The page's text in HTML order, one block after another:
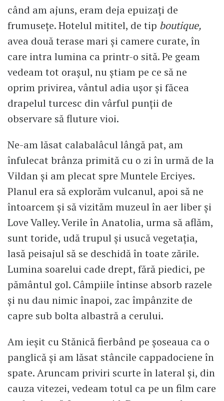
când am ajuns, eram deja epuizați de
frumusețe. Hotelul mititel, de tip boutique,
avea două terase mari și camere curate, în
care intra lumina ca printr-o sită. Pe geam
vedeam tot orașul, nu știam pe ce să ne
oprim privirea, vântul adia ușor și făcea
drapelul turcesc din vârful punții de
observare să fluture vioi.
Ne-am lăsat calabalâcul lângă pat, am
înfulecat brânza primită cu o zi în urmă de la
Vildan și am plecat spre Muntele Erciyes.
Planul era să explorăm vulcanul, apoi să ne
întoarcem și să vizităm muzeul în aer liber și
Love Valley. Verile în Anatolia, urma să aflăm,
sunt toride, udă trupul și usucă vegetația,
lasă peisajul să se deschidă în toate zările.
Lumina soarelui cade drept, fără piedici, pe
pământul gol. Câmpiile întinse absorb razele
și nu dau nimic înapoi, zac împânzite de
capre sub bolta albastră a cerului.
Am ieșit cu Stănică fierbând pe șoseaua ca o
panglică și am lăsat stâncile cappadociene în
spate. Aruncam priviri scurte în lateral și, din
cauza vitezei, vedeam totul ca pe un film care